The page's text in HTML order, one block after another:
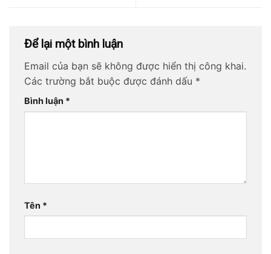
Để lại một bình luận
Email của bạn sẽ không được hiển thị công khai.
Các trường bắt buộc được đánh dấu *
Bình luận *
Tên *